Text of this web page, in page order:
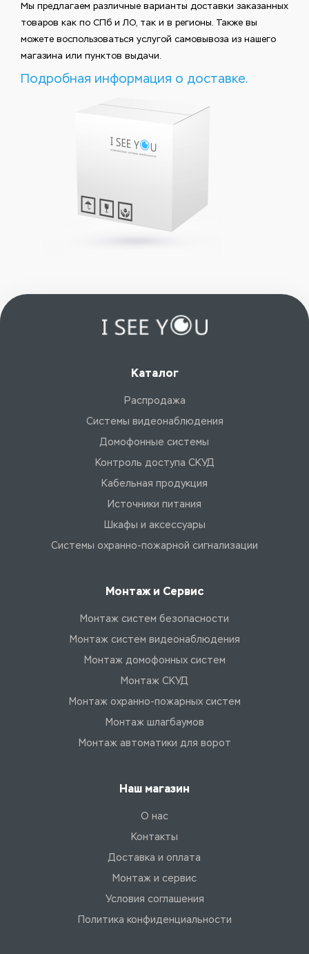
Мы предлагаем различные варианты доставки заказанных
товаров как по СПб и ЛО, так и в регионы. Также вы
можете воспользоваться услугой самовывоза из нашего
магазина или пунктов выдачи.
Подробная информация о доставке.
Каталог
Распродажа
Системы видеонаблюдения
Домофонные системы
Контроль доступа СКУД
Кабельная продукция
Источники питания
Шкафы и аксессуары
Системы охранно-пожарной сигнализации
Монтаж и Сервис
Монтаж систем безопасности
Монтаж систем видеонаблюдения
Монтаж домофонных систем
Монтаж СКУД
Монтаж охранно-пожарных систем
Монтаж шлагбаумов
Монтаж автоматики для ворот
Наш магазин
О нас
Контакты
Доставка и оплата
Монтаж и сервис
Условия соглашения
Политика конфиденциальности